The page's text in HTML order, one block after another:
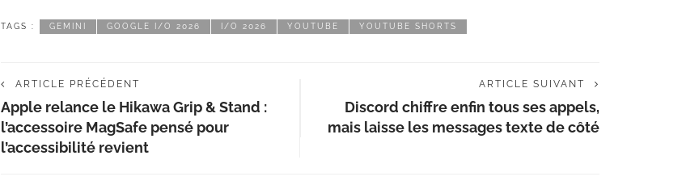
TAGS : GEMINI GOOGLE I/O 2026 I/O 2026 YOUTUBE YOUTUBE SHORTS
ARTICLE PRÉCÉDENT
Apple relance le Hikawa Grip & Stand :
l’accessoire MagSafe pensé pour
l’accessibilité revient
ARTICLE SUIVANT
Discord chiffre enfin tous ses appels,
mais laisse les messages texte de côté